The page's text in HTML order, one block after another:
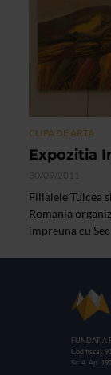
CLIPA DE ARTA
Expozitia
30/09/2011
Filialele Tulcea
Romania
impreuna cu
FUNDATIA
Cod fiscal:
Sc. 4, Ap.